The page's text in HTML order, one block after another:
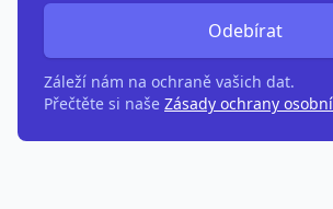
Odebírat
Záleží nám na ochraně vašich dat.
Přečtěte si naše Zásady ochrany